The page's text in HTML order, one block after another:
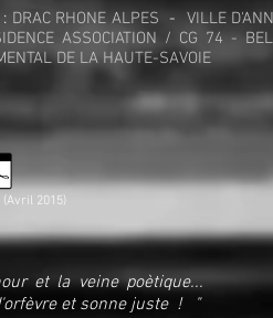
DRAC RHONE ALPES - VILLE
ASSOCIATION / CG 74 -
DE LA HAUTE-SAVOIE
(Avril 2015)
et la veine poètique...
et sonne juste ! "